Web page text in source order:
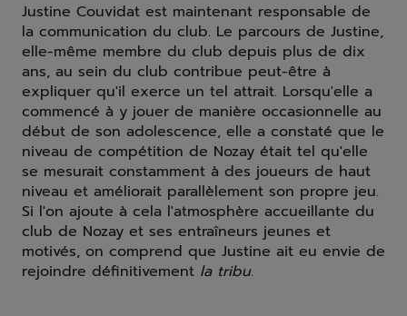
Justine Couvidat est maintenant responsable de
la communication du club. Le parcours de Justine,
elle-même membre du club depuis plus de dix
ans, au sein du club contribue peut-être à
expliquer qu'il exerce un tel attrait. Lorsqu'elle a
commencé à y jouer de manière occasionnelle au
début de son adolescence, elle a constaté que le
niveau de compétition de Nozay était tel qu'elle
se mesurait constamment à des joueurs de haut
niveau et améliorait parallèlement son propre jeu.
Si l'on ajoute à cela l'atmosphère accueillante du
club de Nozay et ses entraîneurs jeunes et
motivés, on comprend que Justine ait eu envie de
rejoindre définitivement la tribu.